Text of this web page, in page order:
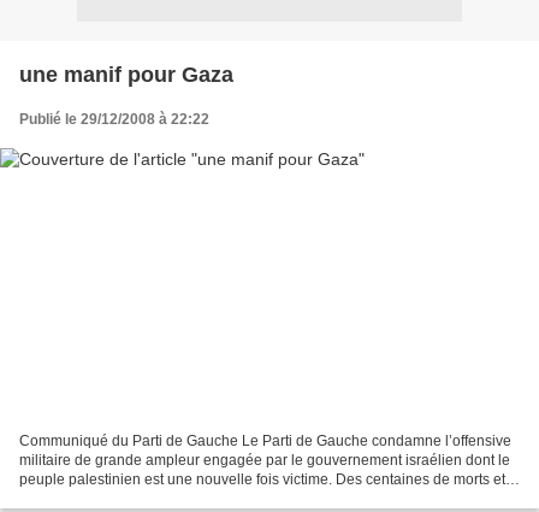
une manif pour Gaza
Publié le 29/12/2008 à 22:22
Communiqué du Parti de Gauche Le Parti de Gauche condamne l’offensive
militaire de grande ampleur engagée par le gouvernement israélien dont le
peuple palestinien est une nouvelle fois victime. Des centaines de morts et